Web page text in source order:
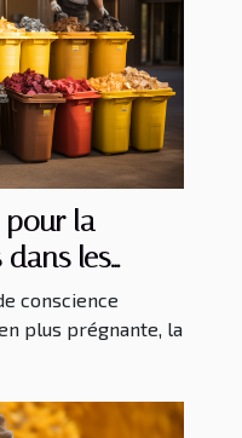
pour la
dans les
conscience
plus prégnante, la